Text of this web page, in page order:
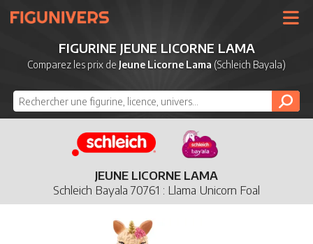
UNIVERS
LICENCES
NOUVEAUTÉS
DERNIERS AJOUTS
FIGURINE JEUNE LICORNE LAMA
Comparez les prix de Jeune Licorne Lama (Schleich Bayala)
JEUNE LICORNE LAMA
Schleich Bayala 70761 : Llama Unicorn Foal